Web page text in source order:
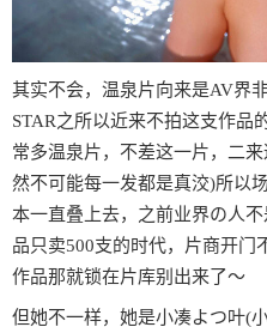
其实不会，温泉片向来是AV界
STAR之所以近来不拍这支作品
常多温泉片，不差这一片，二
然不可能每一发都是真洨)所以
本一直叠上去，之前业界の人
品只卖500支的时代，片商开门
作品那就锁在片库别出来了〜
但她不一样，她是小凑よつ叶(